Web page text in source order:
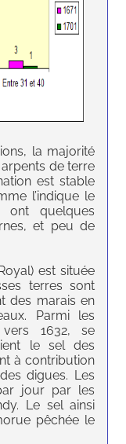
la majorité
de terre
est stable
l’indique le
ont quelques
et peu de
est située
terres sont
des marais en
Parmi les
1632, se
le sel des
à contribution
digues. Les
jour par les
Le sel ainsi
pêchée le